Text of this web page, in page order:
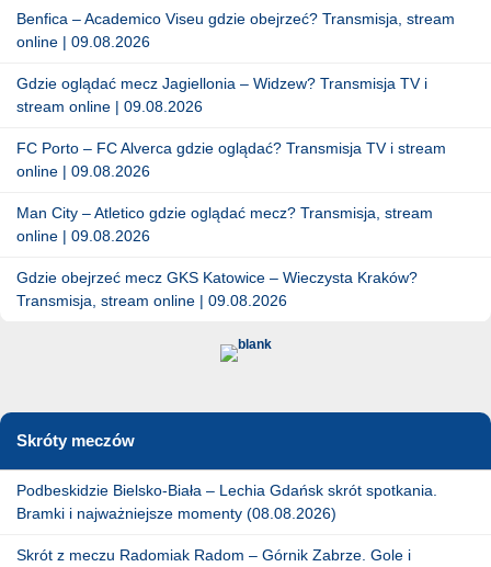
Benfica – Academico Viseu gdzie obejrzeć? Transmisja, stream
online | 09.08.2026
Gdzie oglądać mecz Jagiellonia – Widzew? Transmisja TV i
stream online | 09.08.2026
FC Porto – FC Alverca gdzie oglądać? Transmisja TV i stream
online | 09.08.2026
Man City – Atletico gdzie oglądać mecz? Transmisja, stream
online | 09.08.2026
Gdzie obejrzeć mecz GKS Katowice – Wieczysta Kraków?
Transmisja, stream online | 09.08.2026
Skróty meczów
Podbeskidzie Bielsko-Biała – Lechia Gdańsk skrót spotkania.
Bramki i najważniejsze momenty (08.08.2026)
Skrót z meczu Radomiak Radom – Górnik Zabrze. Gole i